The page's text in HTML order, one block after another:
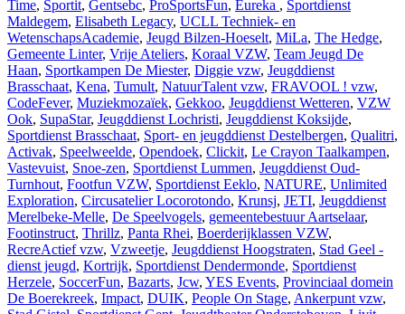
Time, Sportit, Gentsebc, ProSportsFun, Eureka , Sportdienst
Maldegem, Elisabeth Legacy, UCLL Techniek- en
WetenschapsAcademie, Jeugd Bilzen-Hoeselt, MiLa, The Hedge,
Gemeente Linter, Vrije Ateliers, Koraal VZW, Team Jeugd De
Haan, Sportkampen De Miester, Diggie vzw, Jeugddienst
Brasschaat, Kena, Tumult, NatuurTalent vzw, FRAVOOL ! vzw,
CodeFever, Muziekmozaïek, Gekkoo, Jeugddienst Wetteren, VZW
Ook, SupaStar, Jeugddienst Lochristi, Jeugddienst Koksijde,
Sportdienst Brasschaat, Sport- en jeugddienst Destelbergen, Qualitri,
Activak, Speelweelde, Opendoek, Clickit, Le Crayon Taalkampen,
Vastevuist, Snoe-zen, Sportdienst Lummen, Jeugddienst Oud-
Turnhout, Footfun VZW, Sportdienst Eeklo, NATURE, Unlimited
Exploration, Circusatelier Locorotondo, Krunsj, JETI, Jeugddienst
Merelbeke-Melle, De Speelvogels, gemeentebestuur Aartselaar,
Footinstruct, Thrillz, Panta Rhei, Boerderijklassen VZW,
RecreActief vzw, Vzweetje, Jeugddienst Hoogstraten, Stad Geel -
dienst jeugd, Kortrijk, Sportdienst Dendermonde, Sportdienst
Herzele, SoccerFun, Bazarts, Jcw, YES Events, Provinciaal domein
De Boerekreek, Impact, DUIK, People On Stage, Ankerpunt vzw,